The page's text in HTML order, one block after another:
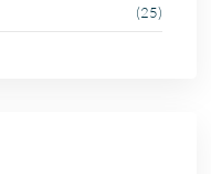
(25)